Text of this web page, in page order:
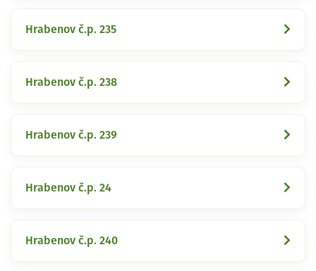
Hrabenov č.p. 235
Hrabenov č.p. 238
Hrabenov č.p. 239
Hrabenov č.p. 24
Hrabenov č.p. 240